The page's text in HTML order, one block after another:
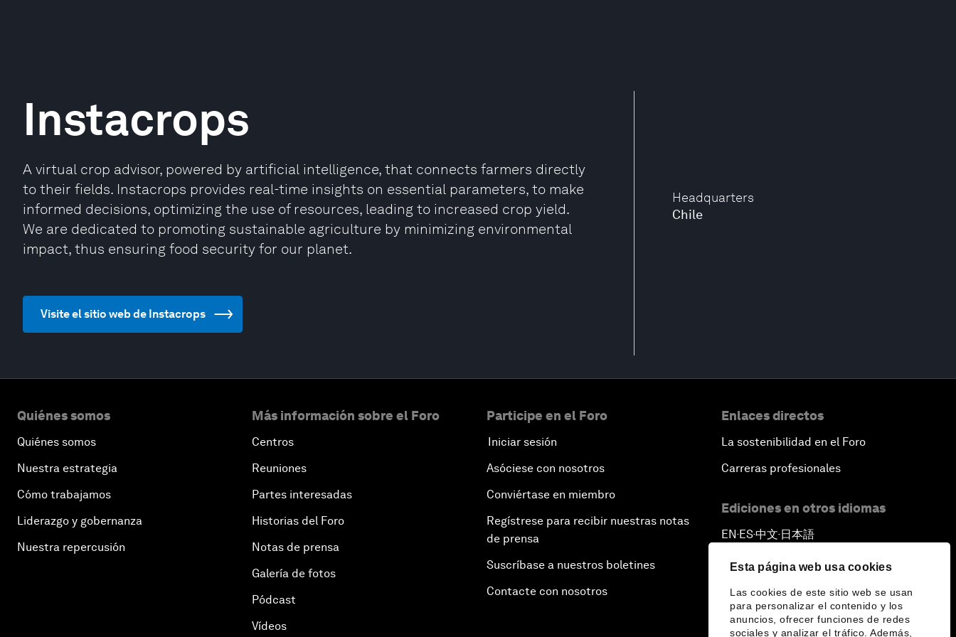
Esta página web usa cookies
Las cookies de este sitio web se usan
para personalizar el contenido y los
anuncios, ofrecer funciones de redes
sociales y analizar el tráfico. Además,
Headquarters
Chile
Instacrops
A virtual crop advisor, powered by artificial intelligence, that connects farmers directly
to their fields. Instacrops provides real-time insights on essential parameters, to make
informed decisions, optimizing the use of resources, leading to increased crop yield.
We are dedicated to promoting sustainable agriculture by minimizing environmental
impact, thus ensuring food security for our planet.
Visite el sitio web de Instacrops
Quiénes somos
Quiénes somos
Nuestra estrategia
Cómo trabajamos
Liderazgo y gobernanza
Nuestra repercusión
Más información sobre el Foro
Centros
Reuniones
Partes interesadas
Historias del Foro
Notas de prensa
Galería de fotos
Pódcast
Vídeos
Participe en el Foro
Iniciar sesión
Asóciese con nosotros
Conviértase en miembro
Regístrese para recibir nuestras notas
de prensa
Suscríbase a nuestros boletines
Contacte con nosotros
Enlaces directos
La sostenibilidad en el Foro
Carreras profesionales
Ediciones en otros idiomas
EN ▪ES▪中文▪ 日本語